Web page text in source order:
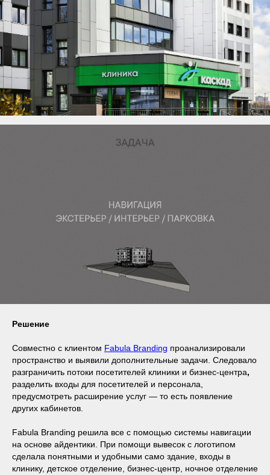
Решение
Совместно с клиентом Fabula Branding проанализировали
пространство и выявили дополнительные задачи. Следовало
разграничить потоки посетителей клиники и бизнес-центра,
разделить входы для посетителей и персонала,
предусмотреть расширение услуг — то есть появление
других кабинетов.
Fabula Branding решила все с помощью системы навигации
на основе айдентики. При помощи вывесок с логотипом
сделала понятными и удобными само здание, входы в
клинику, детское отделение, бизнес-центр, ночное отделение